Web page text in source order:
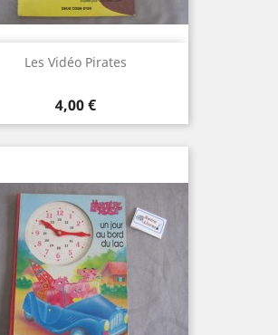
Les Vidéo Pirates
Prix
4,00 €